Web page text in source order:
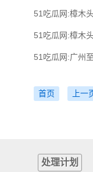
51吃瓜网:樟木
51吃瓜网:樟木
51吃瓜网:广州
首页 上一
处理计划